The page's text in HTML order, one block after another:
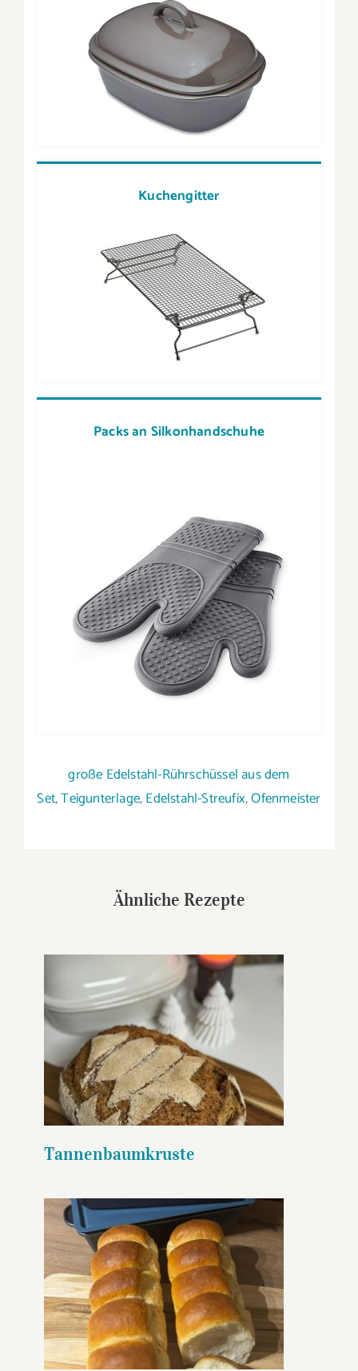
Kuchengitter
Packs an Silkonhandschuhe
große Edelstahl-Rührschüssel aus dem
Set,Teigunterlage,Edelstahl-Streufix,Ofenmeister
Ähnliche Rezepte
Tannenbaumkruste
Tannenbaumkruste
Toast Brilliance Antihaft-
Kastenformen Set